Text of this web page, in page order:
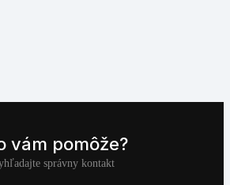
vám pomôže?
správny kontakt